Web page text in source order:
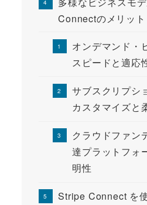
Connectのメリット
オンデマンド・
スピードと適応
サブスクリプシ
カスタマイズと
クラウドファン
達プラットフォ
明性
Stripe Connect を